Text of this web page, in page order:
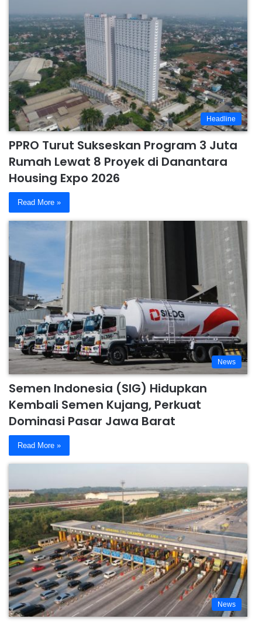
Headline
PPRO Turut Sukseskan Program 3 Juta
Rumah Lewat 8 Proyek di Danantara
Housing Expo 2026
Read More »
News
Semen Indonesia (SIG) Hidupkan
Kembali Semen Kujang, Perkuat
Dominasi Pasar Jawa Barat
Read More »
News